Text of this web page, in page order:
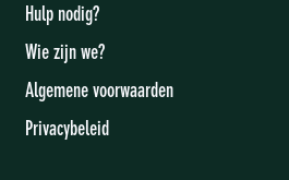
Hulp nodig?
Wie zijn we?
Algemene voorwaarden
Privacybeleid